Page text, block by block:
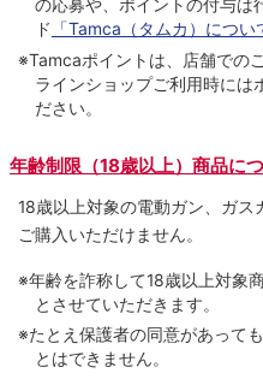
の応募や、ポイントの付与は
ド 「Tamca（タムカ）につい
※Tamcaポイントは、店舗での
ラインショップご利用時には
ださい。
年齢制限（18歳以上）商品に
18歳以上対象の電動ガン、ガ
ご購入いただけません。
※年齢を詐称して18歳以上対象
とさせていただきます。
※たとえ保護者の同意があって
とはできません。